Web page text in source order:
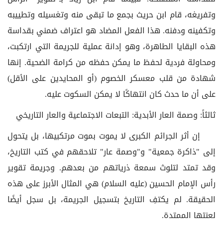
وتفريغه، قام ابن حريث بجمع ما تبقى منه وتغسيله وتطييبه
وتكفينه ودفنه. هذا الفعل المضاد هو اعتراف ضمني بقداسة
هذه البقايا الطاهرة، وهو إدانة عملية للجريمة التي ارتكبت،
ومحاولة فردية لحفظ ما يمكن حفظه من كرامة الضحية. إنها
شهادة من قلب معسكر الخصوم (أو المحايدين على الأقل)
على أن ما حدث كان انتهاكًا لا يمكن السكوت عليه.
ثالثاً: وصمة العار الأبدية: التبعات الاجتماعية والعار التاريخي
إن أثر الجرائم الكبرى لا يموت بموت مرتكبيها، بل يتحول
إلى "ذاكرة جمعية" و"وصمة عار" تلاحقهم في كتب التاريخ،
وقد تمتد لتلوث سمعة ذرياتهم من بعدهم. وجريمة تقوير
رأس الإمام الحسين (عليه السلام) هي المثال الأبرز على هذه
الحقيقة. لم يكتفِ التاريخ بتسجيل الجريمة، بل سجل أيضًا
لعنتها الممتدة.